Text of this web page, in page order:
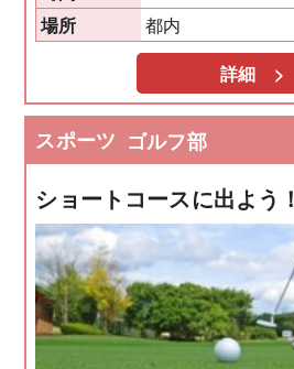
場所 都内
詳細 >
スポーツ ゴルフ部
ショートコースに出よう！